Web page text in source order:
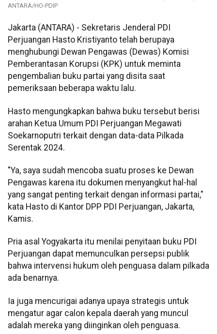
ANTARA/HO-PDIP
Jakarta (ANTARA) - Sekretaris Jenderal PDI
Perjuangan Hasto Kristiyanto telah berupaya
menghubungi Dewan Pengawas (Dewas) Komisi
Pemberantasan Korupsi (KPK) untuk meminta
pengembalian buku partai yang disita saat
pemeriksaan beberapa waktu lalu.
Hasto mengungkapkan bahwa buku tersebut berisi
arahan Ketua Umum PDI Perjuangan Megawati
Soekarnoputri terkait dengan data-data Pilkada
Serentak 2024.
"Ya, saya sudah mencoba suatu proses ke Dewan
Pengawas karena itu dokumen menyangkut hal-hal
yang sangat penting terkait dengan informasi partai,"
kata Hasto di Kantor DPP PDI Perjuangan, Jakarta,
Kamis.
Pria asal Yogyakarta itu menilai penyitaan buku PDI
Perjuangan dapat memunculkan persepsi publik
bahwa intervensi hukum oleh penguasa dalam pilkada
ada benarnya.
Ia juga mencurigai adanya upaya strategis untuk
mengatur agar calon kepala daerah yang muncul
adalah mereka yang diinginkan oleh penguasa.